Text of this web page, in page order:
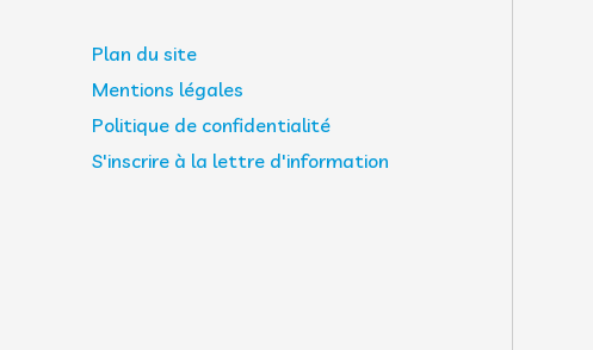
Plan du site
Mentions légales
Politique de confidentialité
S'inscrire à la lettre d'information